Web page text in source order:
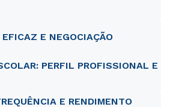
E NEGOCIAÇÃO
PERFIL PROFISSIONAL E
E RENDIMENTO